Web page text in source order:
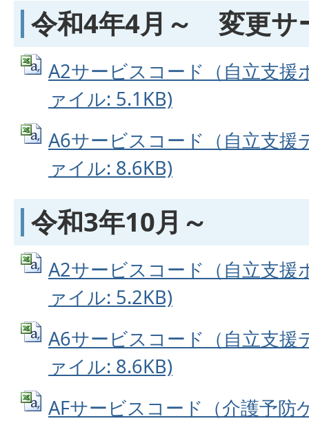
令和4年4月～ 変更サ
A2サービスコード（自立支援
ァイル: 5.1KB)
A6サービスコード（自立支援
ァイル: 8.6KB)
令和3年10月～
A2サービスコード（自立支援
ァイル: 5.2KB)
A6サービスコード（自立支援
ァイル: 8.6KB)
AFサービスコード（介護予防